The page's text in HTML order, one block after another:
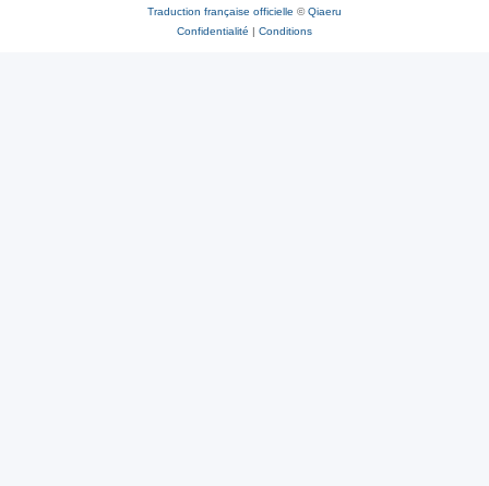
Traduction française officielle ©Qiaeru
Confidentialité | Conditions